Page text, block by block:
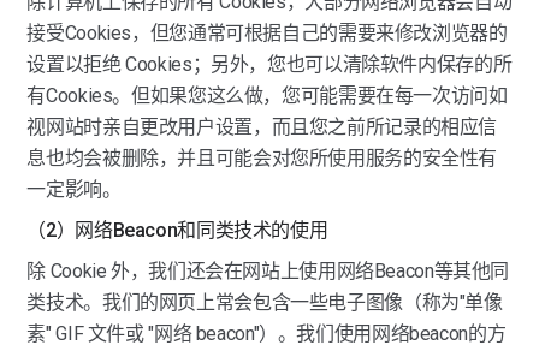
接受Cookies，但您通常可根据自己的需要来修改浏览器的
设置以拒绝 Cookies；另外，您也可以清除软件内保存的所
有Cookies。但如果您这么做，您可能需要在每一次访问如
视网站时亲自更改用户设置，而且您之前所记录的相应信
息也均会被删除，并且可能会对您所使用服务的安全性有
一定影响。
（2）网络Beacon和同类技术的使用
除 Cookie 外，我们还会在网站上使用网络Beacon等其他同
类技术。我们的网页上常会包含一些电子图像（称为"单像
素" GIF 文件或 "网络 beacon"）。我们使用网络beacon的方